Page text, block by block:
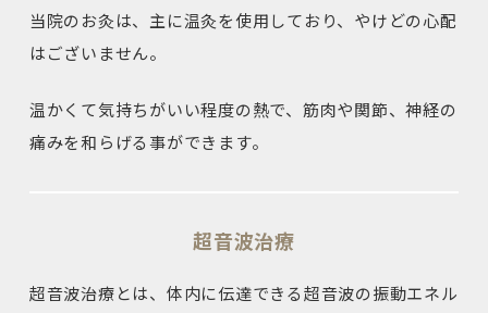
当院のお灸は、主に温灸を使用しており、やけどの心配
はございません。
温かくて気持ちがいい程度の熱で、筋肉や関節、神経の
痛みを和らげる事ができます。
超音波治療
超音波治療とは、体内に伝達できる超音波の振動エネル